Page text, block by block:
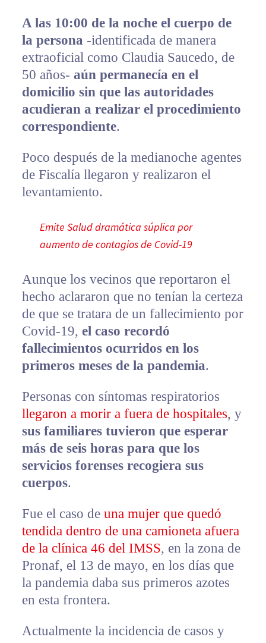
A las 10:00 de la noche el cuerpo de
la persona -identificada de manera
extraoficial como Claudia Saucedo, de
50 años- aún permanecía en el
domicilio sin que las autoridades
acudieran a realizar el procedimiento
correspondiente.
Poco después de la medianoche agentes
de Fiscalía llegaron y realizaron el
levantamiento.
Emite Salud dramática súplica por
aumento de contagios de Covid-19
Aunque los vecinos que reportaron el
hecho aclararon que no tenían la certeza
de que se tratara de un fallecimiento por
Covid-19, el caso recordó
fallecimientos ocurridos en los
primeros meses de la pandemia.
Personas con síntomas respiratorios
llegaron a morir a fuera de hospitales, y
sus familiares tuvieron que esperar
más de seis horas para que los
servicios forenses recogiera sus
cuerpos.
Fue el caso de una mujer que quedó
tendida dentro de una camioneta afuera
de la clínica 46 del IMSS, en la zona de
Pronaf, el 13 de mayo, en los días que
la pandemia daba sus primeros azotes
en esta frontera.
Actualmente la incidencia de casos y